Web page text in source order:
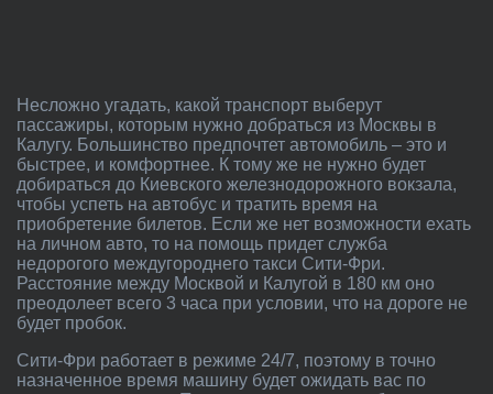
Несложно угадать, какой транспорт выберут
пассажиры, которым нужно добраться из Москвы в
Калугу. Большинство предпочтет автомобиль – это и
быстрее, и комфортнее. К тому же не нужно будет
добираться до Киевского железнодорожного вокзала,
чтобы успеть на автобус и тратить время на
приобретение билетов. Если же нет возможности ехать
на личном авто, то на помощь придет служба
недорогого междугороднего такси Сити-Фри.
Расстояние между Москвой и Калугой в 180 км оно
преодолеет всего 3 часа при условии, что на дороге не
будет пробок.
Сити-Фри работает в режиме 24/7, поэтому в точно
назначенное время машину будет ожидать вас по